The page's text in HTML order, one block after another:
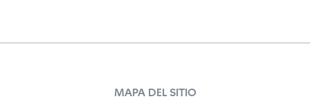
MAPA DEL SITIO